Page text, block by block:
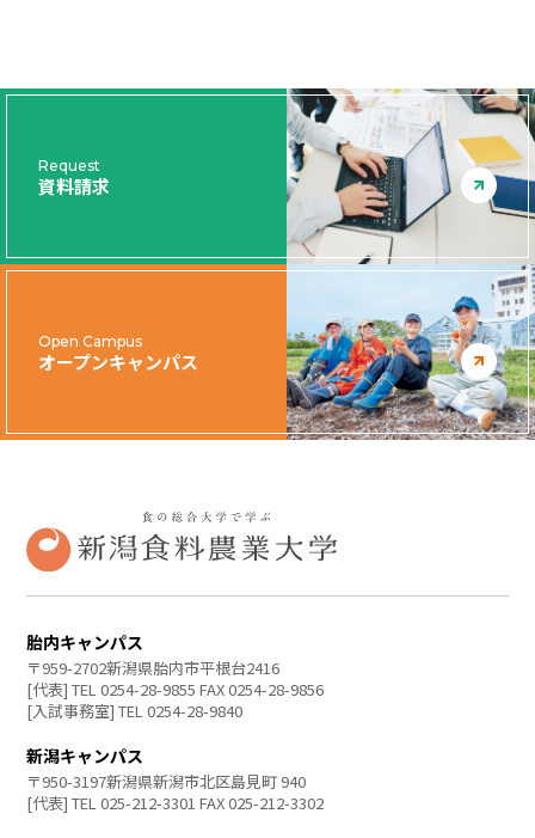
Request
資料請求
Open Campus
オープンキャンパス
胎内キャンパス
〒959-2702新潟県胎内市平根台2416
[代表] TEL 0254-28-9855 FAX 0254-28-9856
[入試事務室] TEL 0254-28-9840
新潟キャンパス
〒950-3197新潟県新潟市北区島見町 940
[代表] TEL 025-212-3301 FAX 025-212-3302